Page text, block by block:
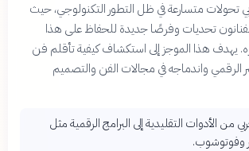
تحولات متسارعة في ظل التطور التكنولوجي، حيث
تحديات وفرصًا جديدة للحفاظ على هذا
يهدف هذا الموجز إلى استكشاف كيفية تأقلم فن
الرقمي واندماجه في مجالات الفن والتصميم
من الأدوات التقليدية إلى البرامج الرقمية مثل
وفوتوشوب.